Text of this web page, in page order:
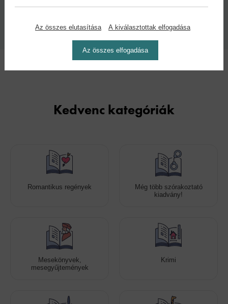
2026
Kedvenc kategóriák
Romantikus regények
Még több szórakoztató
kiadvány!
Mesekönyvek,
mesegyűjtemények
Krimi
Az összes elutasítása A kiválasztottak elfogadása
Az összes elfogadása